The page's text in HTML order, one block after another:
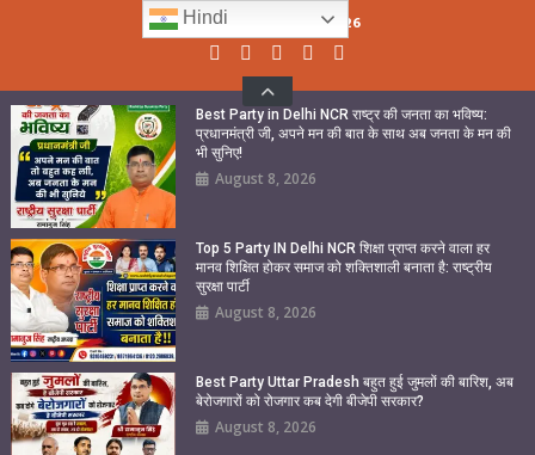
Sunday, August 09, 2026
Best Party in Delhi NCR राष्ट्र की जनता का भविष्य:
प्रधानमंत्री जी, अपने मन की बात के साथ अब जनता के मन की
भी सुनिए!
August 8, 2026
Top 5 Party IN Delhi NCR शिक्षा प्राप्त करने वाला हर
मानव शिक्षित होकर समाज को शक्तिशाली बनाता है: राष्ट्रीय
सुरक्षा पार्टी
August 8, 2026
Best Party Uttar Pradesh बहुत हुई जुमलों की बारिश, अब
बेरोजगारों को रोजगार कब देगी बीजेपी सरकार?
August 8, 2026
Hindi